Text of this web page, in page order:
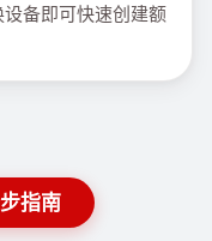
备即可快速创建额
指南